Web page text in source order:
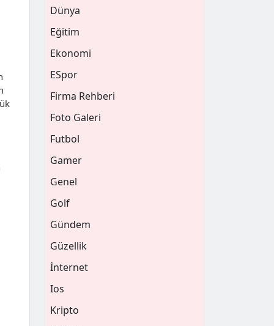
Dünya
Eğitim
Ekonomi
ESpor
Firma Rehberi
Foto Galeri
Futbol
Gamer
Genel
Golf
Gündem
Güzellik
İnternet
Ios
Kripto